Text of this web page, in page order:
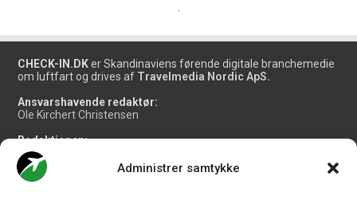
Administrer samtykke
CHECK-IN.DK er Skandinaviens førende digitale branchemedie
om luftfart og drives af Travelmedia Nordic ApS.
Ansvarshavende redaktør:
Ole Kirchert Christensen
Redaktionen:
Christian Granhøj Skouboe
Henrik Baumgarten
Danny Longhi Andreasen